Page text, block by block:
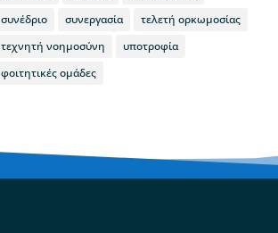
συνέδριο
συνεργασία
τελετή ορκωμοσίας
τεχνητή νοημοσύνη
υποτροφία
φοιτητικές ομάδες